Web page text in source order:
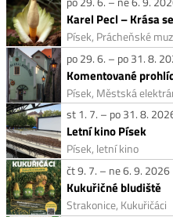
Karel Pecl – Krása
Písek, Prácheňské
po 29. 6. – po 31. 8.
Písek, Městská
st 1. 7. – po 31. 8.
Letní kino Písek
Písek, letní kino
čt 9. 7. – ne 6. 9. 2026
Kukuřičné bludiště
Strakonice, Kukuřičáci